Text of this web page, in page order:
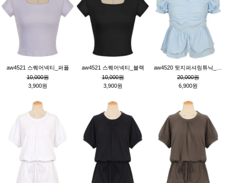
aw4521 스퀘어넥티_퍼플
10,000원
3,900원
aw4521 스퀘어넥티_블랙
10,000원
3,900원
20,000원
6,900원